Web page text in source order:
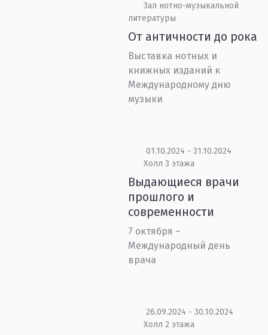
Зал нотно-музыкальной
литературы
От античности до рока
Выставка нотных и
книжных изданий к
Международному дню
музыки
01.10.2024 - 31.10.2024
Холл 3 этажа
Выдающиеся врачи
прошлого и
современности
7 октября –
Международный день
врача
26.09.2024 - 30.10.2024
Холл 2 этажа